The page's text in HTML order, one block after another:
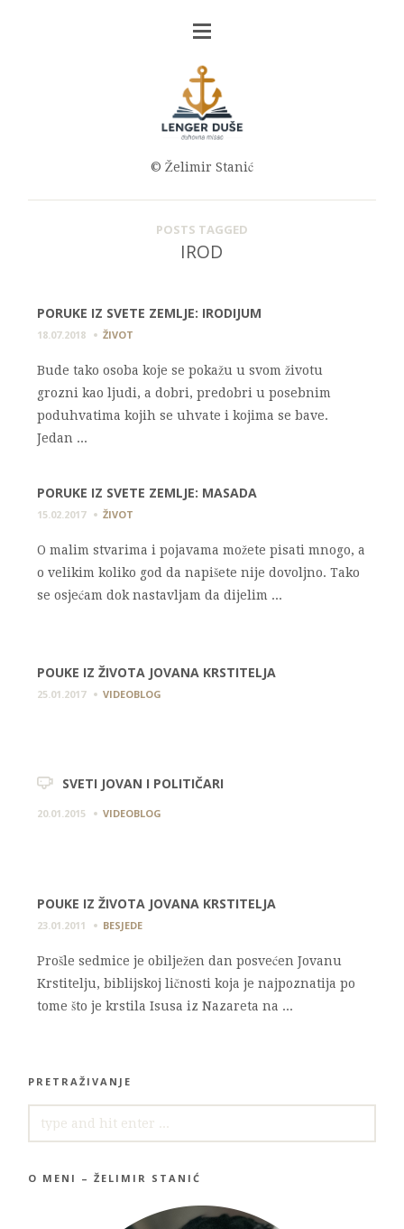
© Želimir Stanić
POSTS TAGGED
IROD
PORUKE IZ SVETE ZEMLJE: IRODIJUM
18.07.2018 ŽIVOT
Bude tako osoba koje se pokažu u svom životu
grozni kao ljudi, a dobri, predobri u posebnim
poduhvatima kojih se uhvate i kojima se bave.
Jedan ...
PORUKE IZ SVETE ZEMLJE: MASADA
15.02.2017 ŽIVOT
O malim stvarima i pojavama možete pisati mnogo, a
o velikim koliko god da napišete nije dovoljno. Tako
se osjećam dok nastavljam da dijelim ...
POUKE IZ ŽIVOTA JOVANA KRSTITELJA
25.01.2017 VIDEOBLOG
SVETI JOVAN I POLITIČARI
20.01.2015 VIDEOBLOG
POUKE IZ ŽIVOTA JOVANA KRSTITELJA
23.01.2011 BESJEDE
Prošle sedmice je obilježen dan posvećen Jovanu
Krstitelju, biblijskoj ličnosti koja je najpoznatija po
tome što je krstila Isusa iz Nazareta na ...
PRETRAŽIVANJE
FOR:
O MENI – ŽELIMIR STANIĆ